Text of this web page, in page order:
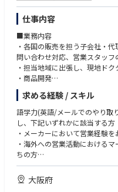
仕事内容
■業務内容
・各国の販売を担う子会社・
問い合わせ対応、営業スタッ
・担当地域に出張し、現地ド
・商品開発
各地域のニーズや競合製品を踏
のテーマ探索。
・各種プロジェクトの推進
※上記業務内容を管理・監督し
求める経験 / スキル
語学力(英語/メールでのやり取
し、下記いずれかに該当する方
・メーカーにおいて営業経験を
・海外への営業活動における
ちの方
・医療機器製品の学術や技術
・営業部門における企画や事務
・マネジメント経験をお持ちの方
大阪府